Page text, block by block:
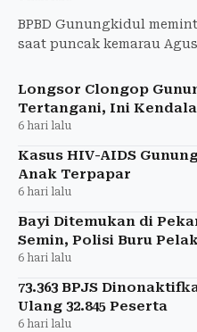
BPBD Gunungkidul
saat puncak kemarau
terdampak kekeringan.
Longsor Clongop
Tertangani, Ini
6 hari lalu
Kasus HIV-AIDS
Anak Terpapar
6 hari lalu
Bayi Ditemukan di
Semin, Polisi Buru
6 hari lalu
73.363 BPJS
Ulang 32.845 Peserta
6 hari lalu